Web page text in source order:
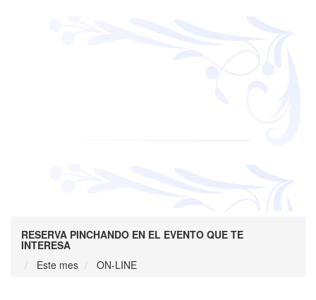
RESERVA PINCHANDO EN EL EVENTO QUE TE
INTERESA
Este mes
ON-LINE